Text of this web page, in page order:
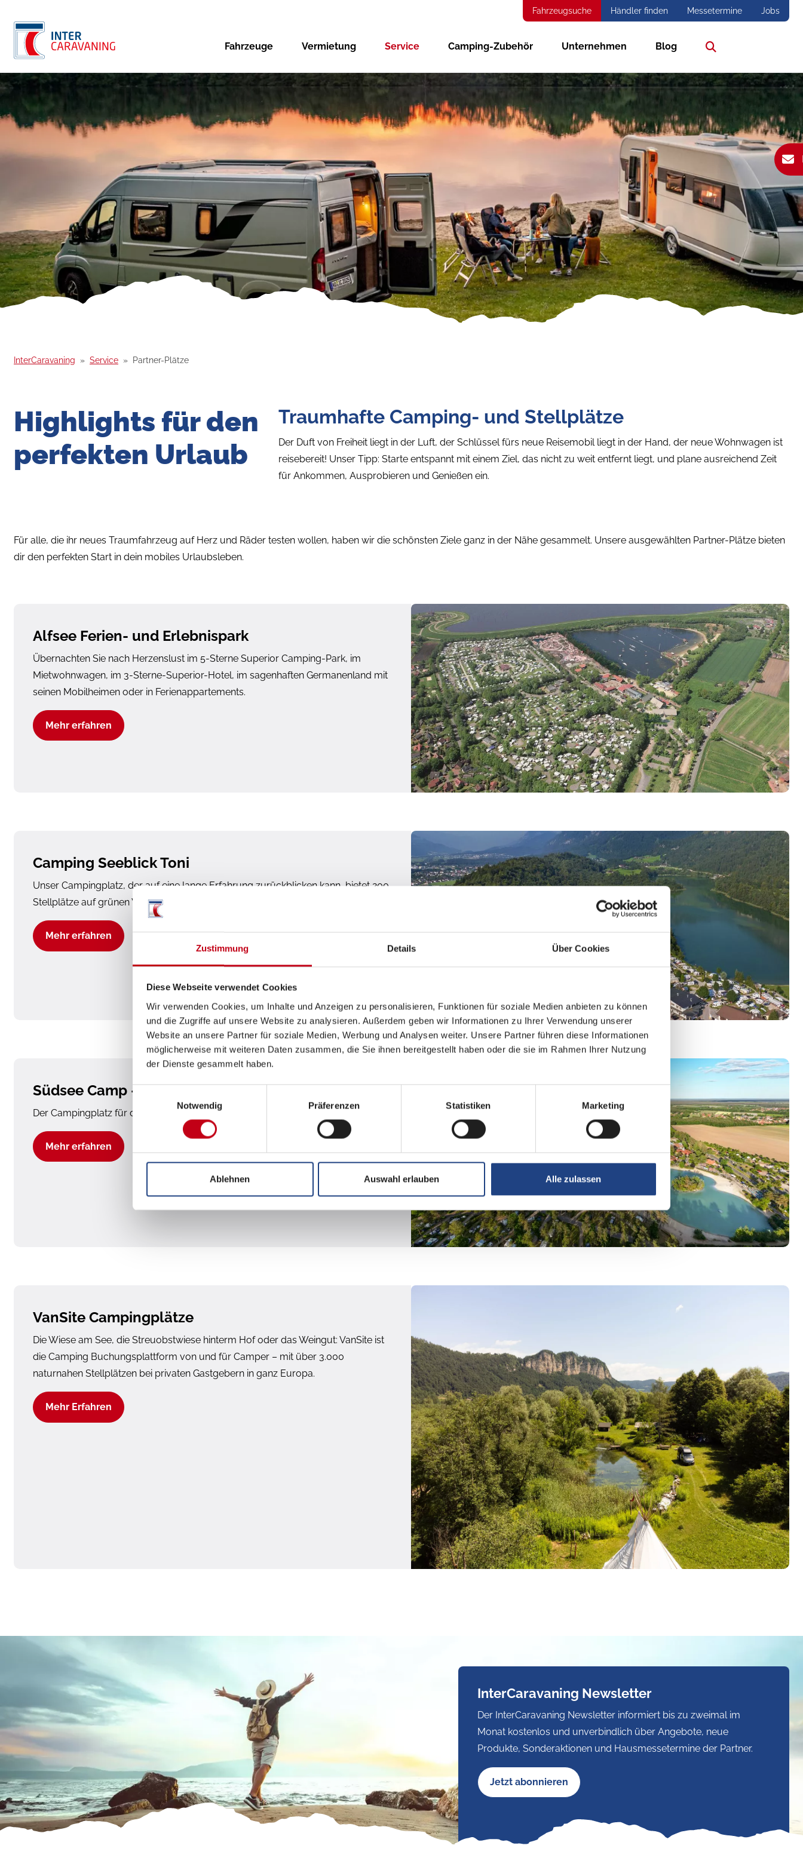
Zustimmung Details Über Cookies
Diese Webseite verwendet Cookies
Wir verwenden Cookies, um Inhalte und Anzeigen zu personalisieren, Funktionen für soziale Medien anbieten zu können
und die Zugriffe auf unsere Website zu analysieren. Außerdem geben wir Informationen zu Ihrer Verwendung unserer
Website an unsere Partner für soziale Medien, Werbung und Analysen weiter. Unsere Partner führen diese Informationen
möglicherweise mit weiteren Daten zusammen, die Sie ihnen bereitgestellt haben oder die sie im Rahmen Ihrer Nutzung
der Dienste gesammelt haben.
Einwilligungsauswahl
Notwendig
Präferenzen Statistiken Marketing
Ablehnen Auswahl erlauben Alle zulassen
Fahrzeugsuche Händler finden Messetermine Jobs
Fahrzeuge Vermietung Service Camping-Zubehör Unternehmen Blog
InterCaravaning Service Partner-Plätze
Highlights für den
perfekten Urlaub
Traumhafte Camping- und Stellplätze
Der Duft von Freiheit liegt in der Luft, der Schlüssel fürs neue Reisemobil liegt in der Hand, der neue Wohnwagen ist
reisebereit! Unser Tipp: Starte entspannt mit einem Ziel, das nicht zu weit entfernt liegt, und plane ausreichend Zeit
für Ankommen, Ausprobieren und Genießen ein.
Für alle, die ihr neues Traumfahrzeug auf Herz und Räder testen wollen, haben wir die schönsten Ziele ganz in der Nähe gesammelt. Unsere ausgewählten Partner-Plätze bieten
dir den perfekten Start in dein mobiles Urlaubsleben.
Alfsee Ferien- und Erlebnispark
Übernachten Sie nach Herzenslust im 5-Sterne Superior Camping-Park, im
Mietwohnwagen, im 3-Sterne-Superior-Hotel, im sagenhaften Germanenland mit
seinen Mobilheimen oder in Ferienappartements.
Mehr erfahren
Camping Seeblick Toni
Unser Campingplatz, der auf eine lange Erfahrung zurückblicken kann, bietet 200
Stellplätze auf grünen Wiesen mit traumhaftem Blick auf die umliegenden Berge.
Mehr erfahren
Südsee Camp - Camping- und Bungalowpark
Der Campingplatz für die ganze Familie im Herzen der Lüneburger Heide
Mehr erfahren
VanSite Campingplätze
Die Wiese am See, die Streuobstwiese hinterm Hof oder das Weingut: VanSite ist
die Camping Buchungsplattform von und für Camper – mit über 3.000
naturnahen Stellplätzen bei privaten Gastgebern in ganz Europa.
Mehr Erfahren
InterCaravaning Newsletter
Der InterCaravaning Newsletter informiert bis zu zweimal im
Monat kostenlos und unverbindlich über Angebote, neue
Produkte, Sonderaktionen und Hausmessetermine der Partner.
Jetzt abonnieren